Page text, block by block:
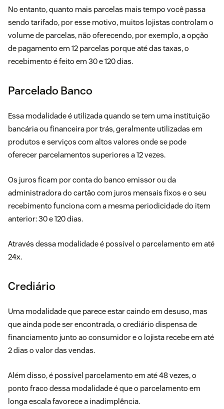
No entanto, quanto mais parcelas mais tempo você passa
sendo tarifado, por esse motivo, muitos lojistas controlam o
volume de parcelas, não oferecendo, por exemplo, a opção
de pagamento em 12 parcelas porque até das taxas, o
recebimento é feito em 30 e 120 dias.
Parcelado Banco
Essa modalidade é utilizada quando se tem uma instituição
bancária ou financeira por trás, geralmente utilizadas em
produtos e serviços com altos valores onde se pode
oferecer parcelamentos superiores a 12 vezes.
Os juros ficam por conta do banco emissor ou da
administradora do cartão com juros mensais fixos e o seu
recebimento funciona com a mesma periodicidade do item
anterior: 30 e 120 dias.
Através dessa modalidade é possível o parcelamento em até
24x.
Crediário
Uma modalidade que parece estar caindo em desuso, mas
que ainda pode ser encontrada, o crediário dispensa de
financiamento junto ao consumidor e o lojista recebe em até
2 dias o valor das vendas.
Além disso, é possível parcelamento em até 48 vezes, o
ponto fraco dessa modalidade é que o parcelamento em
longa escala favorece a inadimplência.